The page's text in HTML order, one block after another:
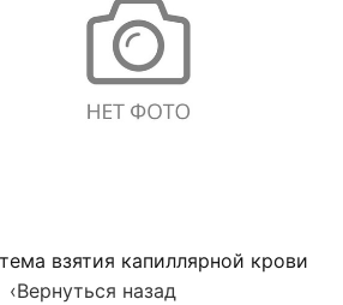
взятия капиллярной крови
‹Вернуться назад